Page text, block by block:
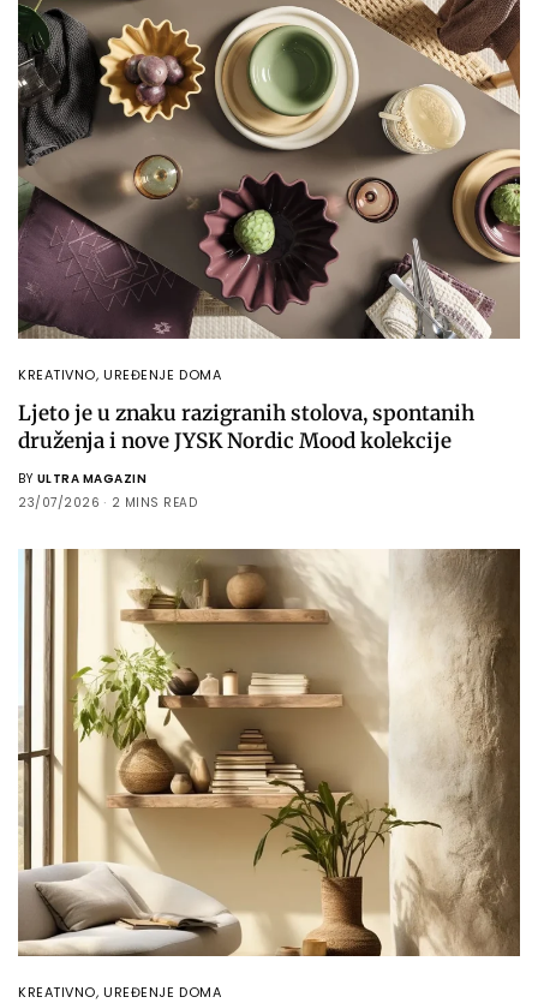
KREATIVNO,UREĐENJE DOMA
Ljeto je u znaku razigranih stolova, spontanih
druženja i nove JYSK Nordic Mood kolekcije
BY ULTRA MAGAZIN
23/07/2026
2 MINS READ
KREATIVNO,UREĐENJE DOMA